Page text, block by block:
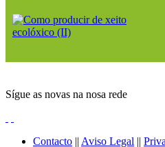
Sígue as novas na nosa rede
Contacto || Aviso Legal ||